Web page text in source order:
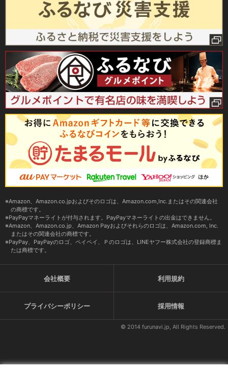
Amazon、Amazon.co.jpおよびそのロゴは、Amazon.com,Inc.またはその関連会社
の商標です。
PayPayマネーライトが付与されます。PayPayマネーライトの出金はできません。
Amazon、Amazon.co.jp、Amazon Payおよびそれらのロゴは、Amazon.com, Inc.
またはその関連会社の商標です。
PayPay、PayPayのロゴ、ペイペイ、Ｐのロゴは、LINEヤフー株式会社の登録商標ま
たは商標です。
会社概要 利用規約
プライバシーポリシー 採用情報
© 2014 furunavi.jp, All Rights Reserved.